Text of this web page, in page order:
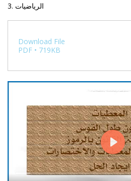
3. الرياضيات
Download File
PDF • 719KB